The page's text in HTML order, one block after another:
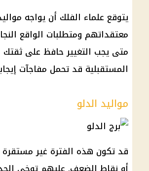
يتوقع علماء الفلك أن يواجه
معتقداتهم ومتطلبات الواقع
متى يجب التغيير حافظ على ثقتك
المستقبلية قد تحمل مفاجآت
مواليد الدلو
قد تكون هذه الفترة غير مستقرة